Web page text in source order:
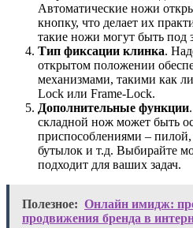
Автоматические ножи
кнопку, что делает их
такие ножи могут быть под
Тип фиксации клинка.
открытом положении
механизмами, такими как
Lock или Frame-Lock.
Дополнительные функции
складной нож может быть
приспособлениями –
бутылок и т.д. Выбирайте
подходит для ваших задач.
Полезное: Онлайн имидж:
продвижения бренда в